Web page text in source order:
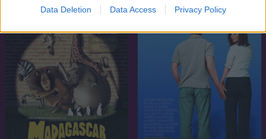
Data Deletion Data Access Privacy Policy